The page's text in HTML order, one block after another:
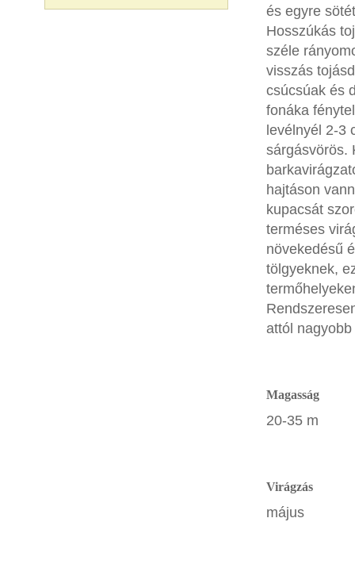
és egyre
Hosszúkás
széle
visszás
csúcsúak és
fonáka
levélnyél 2-3
sárgásvörös.
hajtáson
kupacsát
terméses
növekedésű
tölgyeknek,
attól
Magasság
20-35 m
Virágzás
május